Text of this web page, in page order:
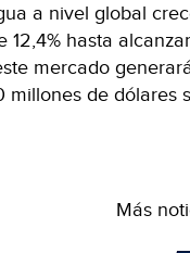
a nivel global
12,4% hasta
mercado
millones de dólares
Más